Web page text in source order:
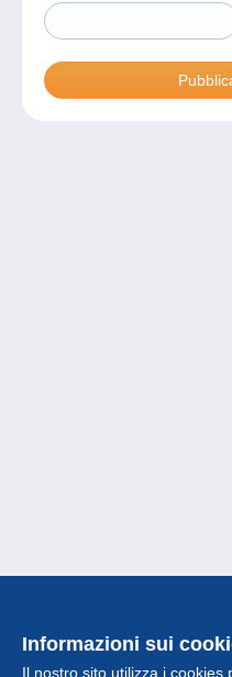
Informazioni sui
Il nostro sito utilizza i